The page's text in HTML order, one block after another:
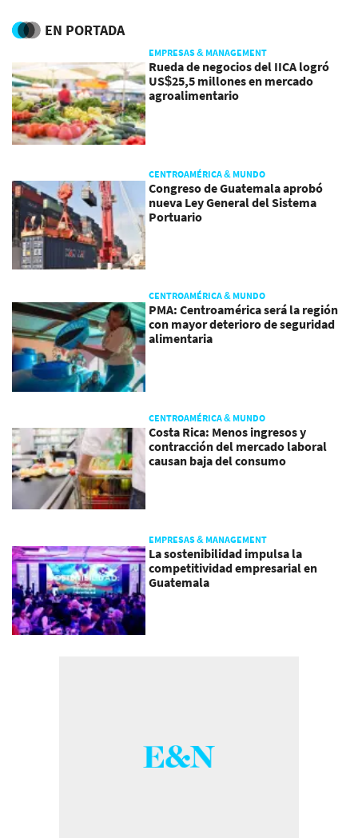
EN PORTADA
EMPRESAS & MANAGEMENT
Rueda de negocios del IICA logró
US$25,5 millones en mercado
agroalimentario
CENTROAMÉRICA & MUNDO
Congreso de Guatemala aprobó
nueva Ley General del Sistema
Portuario
CENTROAMÉRICA & MUNDO
PMA: Centroamérica será la región
con mayor deterioro de seguridad
alimentaria
CENTROAMÉRICA & MUNDO
Costa Rica: Menos ingresos y
contracción del mercado laboral
causan baja del consumo
EMPRESAS & MANAGEMENT
La sostenibilidad impulsa la
competitividad empresarial en
Guatemala